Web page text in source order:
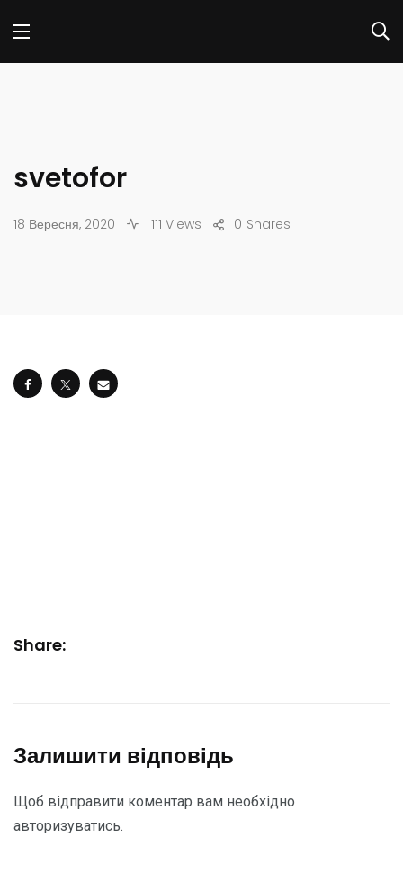
svetofor
18 Вересня, 2020 111 Views Shares
0
Share:
Залишити відповідь
Щоб відправити коментар вам необхідно
авторизуватись.